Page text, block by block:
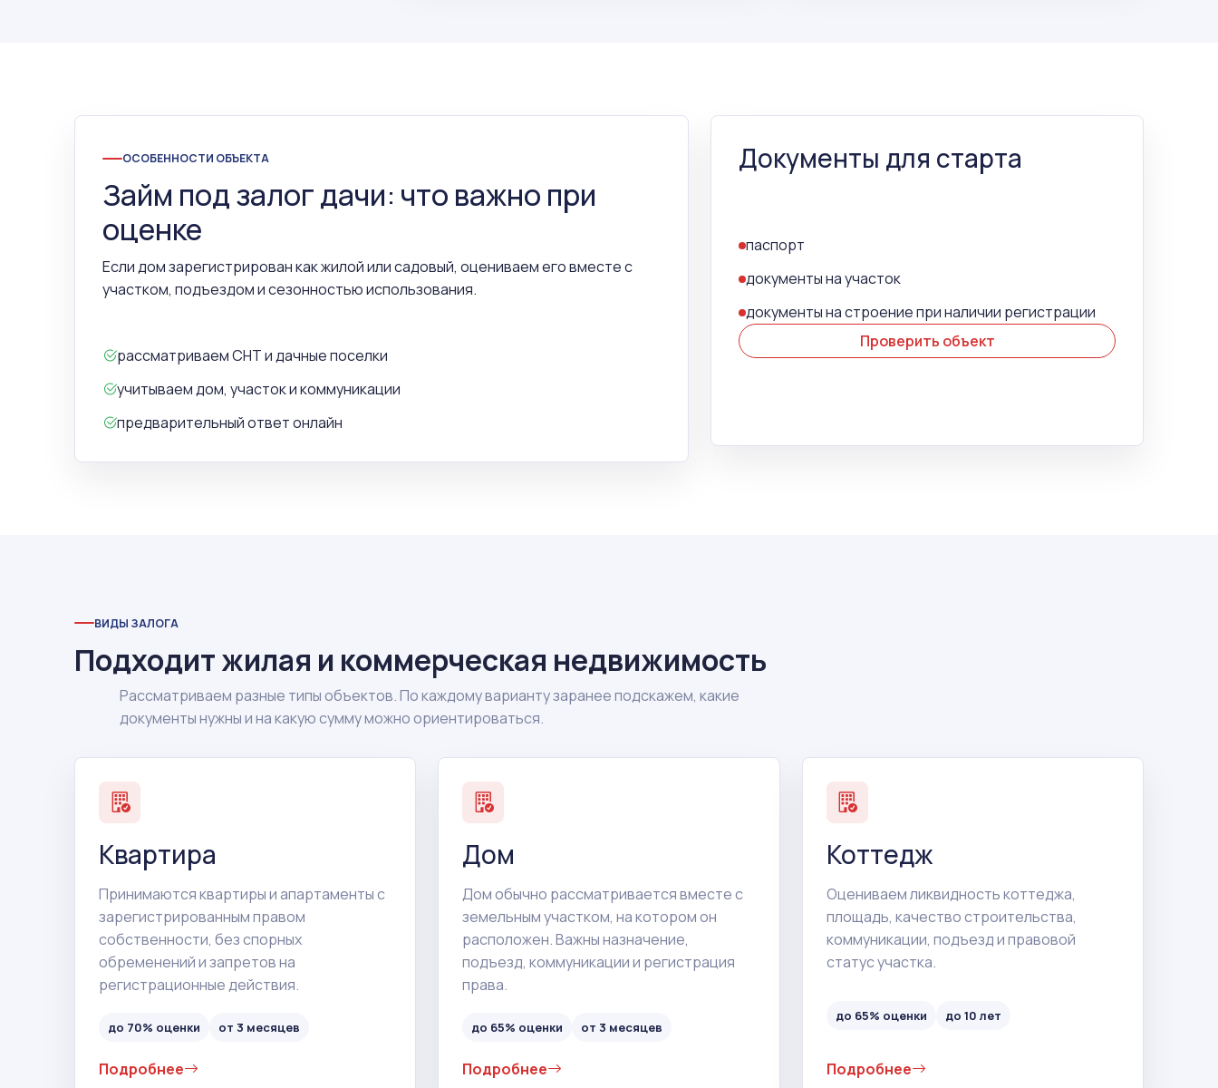
ОСОБЕННОСТИ ОБЪЕКТА
Займ под залог дачи: что важно при
оценке
Если дом зарегистрирован как жилой или садовый, оцениваем его вместе с
участком, подъездом и сезонностью использования.
рассматриваем СНТ и дачные поселки
учитываем дом, участок и коммуникации
предварительный ответ онлайн
Документы для старта
паспорт
документы на участок
документы на строение при наличии регистрации
Проверить объект
ВИДЫ ЗАЛОГА
Подходит жилая и коммерческая недвижимость
Рассматриваем разные типы объектов. По каждому варианту заранее подскажем, какие
документы нужны и на какую сумму можно ориентироваться.
Квартира
Принимаются квартиры и апартаменты с
зарегистрированным правом
собственности, без спорных
обременений и запретов на
регистрационные действия.
до 70% оценки от 3 месяцев
Подробнее
Дом
Дом обычно рассматривается вместе с
земельным участком, на котором он
расположен. Важны назначение,
подъезд, коммуникации и регистрация
права.
до 65% оценки от 3 месяцев
Подробнее
Коттедж
Оцениваем ликвидность коттеджа,
площадь, качество строительства,
коммуникации, подъезд и правовой
статус участка.
до 65% оценки до 10 лет
Подробнее